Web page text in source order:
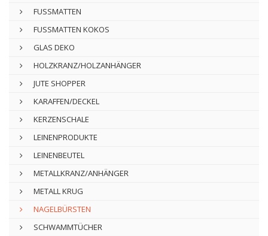
FUSSMATTEN
FUSSMATTEN KOKOS
GLAS DEKO
HOLZKRANZ/HOLZANHÄNGER
JUTE SHOPPER
KARAFFEN/DECKEL
KERZENSCHALE
LEINENPRODUKTE
LEINENBEUTEL
METALLKRANZ/ANHÄNGER
METALL KRUG
NAGELBÜRSTEN
SCHWAMMTÜCHER